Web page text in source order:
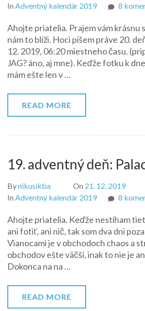
In Adventný kalendár 2019 8
Ahojte priatelia. Prajem vám krásnu
nám to blíži. Hoci píšem práve 20.
12. 2019, 06:20 miestneho času.
JAG? áno, aj mne). Keďže fotku k
mám ešte len v …
READ MORE
19. adventný deň:
Bynikusikba On 21. 12. 2019
In Adventný kalendár 2019 8
Ahojte priatelia. Keďže nestíham
ani fotiť, ani nič, tak som dva dni
Vianocami je v obchodoch chaos a
obchodov ešte väčší, inak to nie je
Dokonca na na …
READ MORE